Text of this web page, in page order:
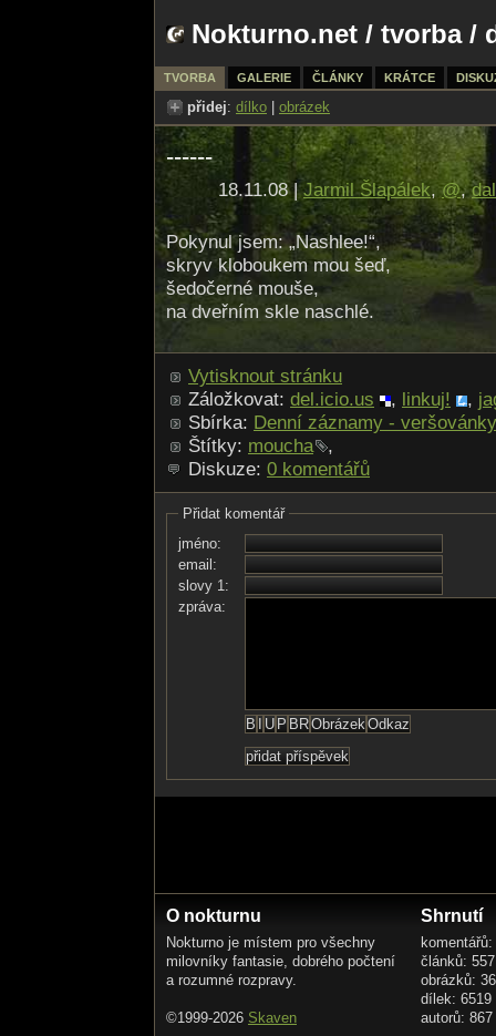
Nokturno.net / tvorba/
TVORBA GALERIE ČLÁNKY KRÁTCE
přidej: dílko obrázek
------
18.11.08 |Jarmil Šlapálek,@,
Pokynul jsem: „Nashlee!“,
skryv kloboukem mou šeď,
šedočerné mouše,
na dveřním skle naschlé.
Vytisknout stránku
Záložkovat: del.icio.us , linkuj! ,
Sbírka: Denní záznamy - veršovánky
Štítky: moucha
,
Diskuze: 0 komentářů
Přidat komentář
jméno:
email:
slovy 1:
zpráva:
O nokturnu
Nokturno je místem pro všechny
milovníky fantasie, dobrého počtení
a rozumné rozpravy.
©1999-2026 Skaven
Shrnutí
článků: 557
obrázků:
dílek: 6519
autorů: 867